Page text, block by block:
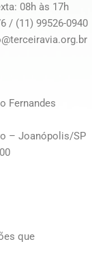
08h às 17h
/ (11) 99526-0940
Fernandes
– Joanópolis/SP
que